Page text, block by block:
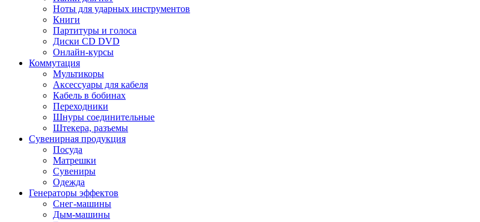
Ноты для ударных инструментов
Книги
Партитуры и голоса
Диски CD DVD
Онлайн-курсы
Коммутация
Мультикоры
Аксессуары для кабеля
Кабель в бобинах
Переходники
Шнуры соединительные
Штекера, разъемы
Сувенирная продукция
Посуда
Матрешки
Сувениры
Одежда
Генераторы эффектов
Снег-машины
Дым-машины